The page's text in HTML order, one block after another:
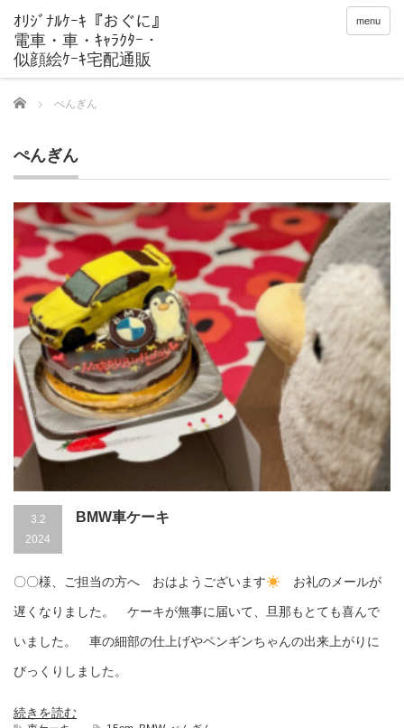
menu
Home ぺんぎん
ぺんぎん
3.2
2024
BMW車ケーキ
〇〇様、ご担当の方へ おはようございます お礼のメールが
遅くなりました。 ケーキが無事に届いて、旦那もとても喜んで
いました。 車の細部の仕上げやペンギンちゃんの出来上がりに
びっくりしました。
続きを読む